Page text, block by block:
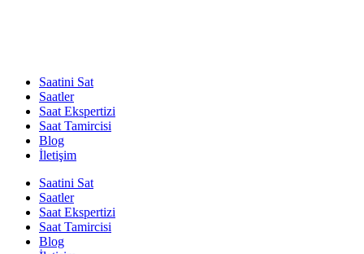
Saatini Sat
Saatler
Saat Ekspertizi
Saat Tamircisi
Blog
İletişim
Saatini Sat
Saatler
Saat Ekspertizi
Saat Tamircisi
Blog